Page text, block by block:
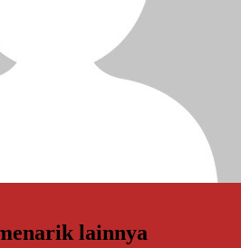
lainnya